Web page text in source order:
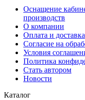
Оснащение
производств
О компании
Оплата и доставка
Согласие на
Условия
Политика
Стать автором
Новости
Каталог